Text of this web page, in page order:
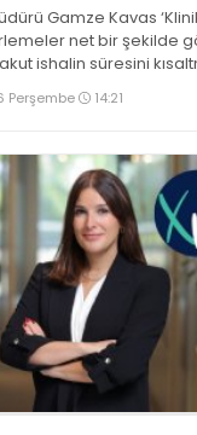
Gamze Kavas
net bir şekilde
ishalin süresini
ve hatta takip eden 2-
görülme riskini
Perşembe 14:21